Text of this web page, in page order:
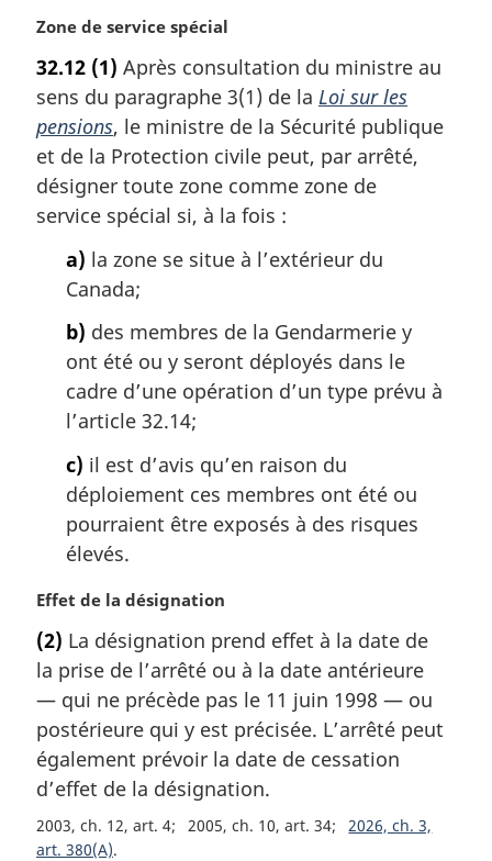
a
e
:
N
t
e
m
a
g
i
Zone de service spécial
32.12 (1) Après consultation du ministre au
sens du paragraphe 3(1) de la Loi sur les
pensions, le ministre de la Sécurité publique
et de la Protection civile peut, par arrêté,
désigner toute zone comme zone de
service spécial si, à la fois :
a) la zone se situe à l’extérieur du
Canada;
b) des membres de la Gendarmerie y
ont été ou y seront déployés dans le
cadre d’une opération d’un type prévu à
l’article 32.14;
c) il est d’avis qu’en raison du
déploiement ces membres ont été ou
pourraient être exposés à des risques
élevés.
N
t
e
m
a
r
g
i
n
a
Effet de la désignation
(2) La désignation prend effet à la date de
la prise de l’arrêté ou à la date antérieure
— qui ne précède pas le 11 juin 1998 — ou
postérieure qui y est précisée. L’arrêté peut
également prévoir la date de cessation
d’effet de la désignation.
2003, ch. 12, art. 4 2005, ch. 10, art. 34
2026, ch. 3,
art. 380(A)